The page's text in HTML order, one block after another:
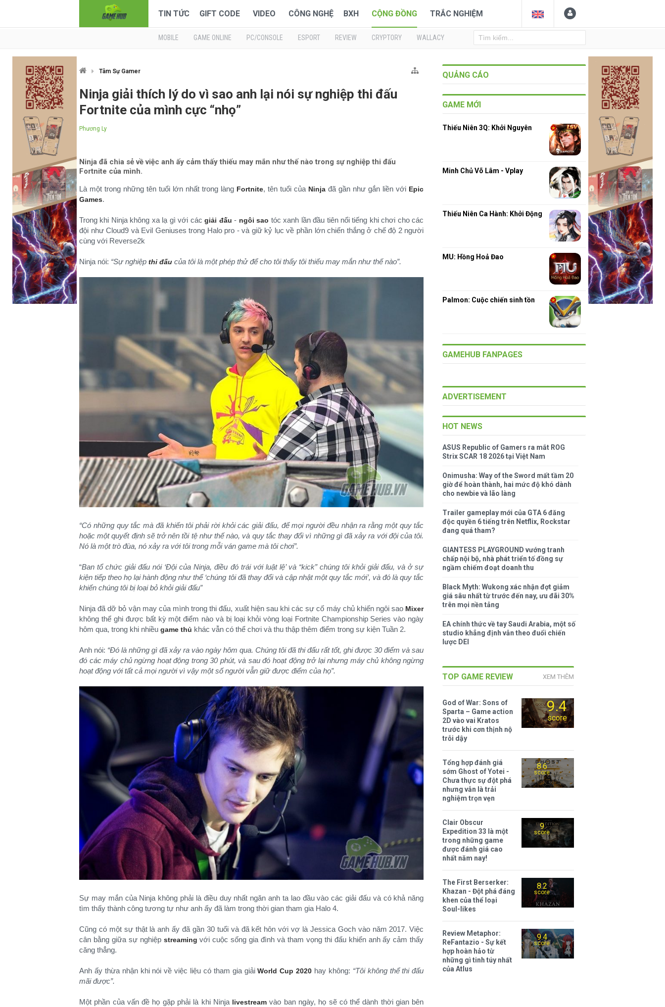
TIN TỨC GIFT CODE VIDEO CÔNG NGHỆ BXH CỘNG ĐỒNG TRẮC NGHIỆM
MOBILE GAME ONLINE PC/CONSOLE ESPORT REVIEW CRYPTORY WALLACY
Tâm Sự Gamer
Ninja giải thích lý do vì sao anh lại nói sự nghiệp thi đấu
Fortnite của mình cực “nhọ”
Phương Ly
Ninja đã chia sẻ về việc anh ấy cảm thấy thiếu may mắn như thế nào trong sự nghiệp thi đấu
Fortnite của mình.
Là một trong những tên tuổi lớn nhất trong làng Fortnite, tên tuổi của Ninja đã gần như gắn liền với Epic
Games.
Trong khi Ninja không xa lạ gì với cácgiải đấu - ngôi sao tóc xanh lần đầu tiên nổi tiếng khi chơi cho các
đội như Cloud9 và Evil Geniuses trong Halo pro - và giữ kỷ lục về phần lớn chiến thắng ở chế độ 2 người
cùng với Reverse2k
Ninja nói: “Sự nghiệp thi đấu của tôi là một phép thử để cho tôi thấy tôi thiếu may mắn như thế nào”.
“Có những quy tắc mà đã khiến tôi phải rời khỏi các giải đấu, để mọi người đều nhận ra rằng một quy tắc
hoặc một quyết định sẽ trở nên tồi tệ như thế nào, và quy tắc thay đổi vì những gì đã xảy ra với đội của tôi.
Nó là một trò đùa, nó xảy ra với tôi trong mỗi ván game mà tôi chơi”.
“Ban tổ chức giải đấu nói ‘Đội của Ninja, điều đó trái với luật lệ’ và “kick” chúng tôi khỏi giải đấu, và ở sự
kiện tiếp theo họ lại hành động như thể ‘chúng tôi đã thay đổi và cập nhật một quy tắc mới’, và đó là quy tắc
khiến chúng tôi bị loại bỏ khỏi giải đấu”
Ninja đã dỡ bỏ vận may của mình trong thi đấu, xuất hiện sau khi các sự cố máy chủ khiến ngôi sao Mixer
không thể ghi được bất kỳ một điểm nào và bị loại khỏi vòng loại Fortnite Championship Series vào ngày
hôm qua, trong khi nhiều game thủ khác vẫn có thể chơi và thu thập thêm điểm trong sự kiện Tuần 2.
Anh nói: “Đó là những gì đã xảy ra vào ngày hôm qua. Chúng tôi đã thi đấu rất tốt, ghi được 30 điểm và sau
đó các máy chủ ngừng hoạt động trong 30 phút, và sau đó hoạt động trở lại nhưng máy chủ không ngừng
hoạt động với tất cả mọi người vì vậy một số người vẫn giữ được điểm của họ”.
Sự may mắn của Ninja không phải là điều duy nhất ngăn anh ta lao đầu vào các giải đấu và có khả năng
tìm thấy thành công tương tự như anh ấy đã làm trong thời gian tham gia Halo 4.
Cũng có một sự thật là anh ấy đã gần 30 tuổi và đã kết hôn với vợ là Jessica Goch vào năm 2017. Việc
cân bằng giữa sự nghiệp streaming với cuộc sống gia đình và tham vọng thi đấu khiến anh ấy cảm thấy
căng thẳng.
Anh ấy thừa nhận khi nói về việc liệu có tham gia giảiWorld Cup 2020 hay không: “Tôi không thể thi đấu
mãi được”.
Một phần của vấn đề họ gặp phải là khi Ninja livestream vào ban ngày, họ sẽ có thể dành thời gian bên
QUẢNG CÁO
GAME MỚI
Thiếu Niên 3Q: Khởi Nguyên
Minh Chủ Võ Lâm - Vplay
Thiếu Niên Ca Hành: Khởi Động
MU: Hồng Hoả Đao
Palmon: Cuộc chiến sinh tồn
GAMEHUB FANPAGES
ADVERTISEMENT
HOT NEWS
ASUS Republic of Gamers ra mắt ROG
Strix SCAR 18 2026 tại Việt Nam
Onimusha: Way of the Sword mất tầm 20
giờ để hoàn thành, hai mức độ khó dành
cho newbie và lão làng
Trailer gameplay mới của GTA 6 đăng
độc quyền 6 tiếng trên Netflix, Rockstar
đang quá tham?
GIANTESS PLAYGROUND vướng tranh
chấp nội bộ, nhà phát triển tố đồng sự
ngầm chiếm đoạt doanh thu
Black Myth: Wukong xác nhận đợt giảm
giá sâu nhất từ trước đến nay, ưu đãi 30%
trên mọi nền tảng
EA chính thức về tay Saudi Arabia, một số
studio khẳng định vẫn theo đuổi chiến
lược DEI
TOP GAME REVIEW XEM THÊM
9.4
score
God of War: Sons of
Sparta – Game action
2D vào vai Kratos
trước khi cơn thịnh nộ
trỗi dậy
8.6
score
Tổng hợp đánh giá
sớm Ghost of Yotei -
Chưa thực sự đột phá
nhưng vẫn là trải
nghiệm trọn vẹn
9
score
Clair Obscur
Expedition 33 là một
trong những game
được đánh giá cao
nhất năm nay!
8.2
score
The First Berserker:
Khazan - Đột phá đáng
khen của thể loại
Soul-likes
9.4
score
Review Metaphor:
ReFantazio - Sự kết
hợp hoàn hảo từ
những gì tinh túy nhất
của Atlus